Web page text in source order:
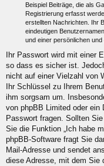
Beispiel Beiträge, die als
Registrierung erfasst
erstellten Nachrichten. Ihr
eindeutigen
und einer persönlichen und
Ihr Passwort wird mit einer
so dass es sicher ist.
nicht auf einer Vielzahl von
Ihr Schlüssel zu Ihrem
ihm sorgsam um.
von phpBB Limited oder ein
Passwort fragen. Sollten
Sie die Funktion „Ich habe
phpBB-Software fragt Sie
Mail-Adresse und sendet
diese Adresse, mit dem Sie